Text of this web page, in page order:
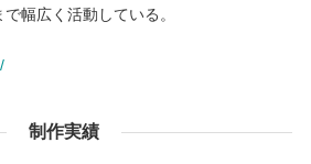
幅広く活動している。
制作実績